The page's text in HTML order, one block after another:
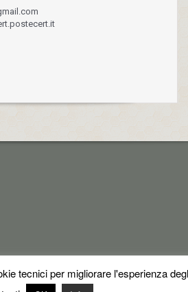
tecnici per migliorare l'esperienza